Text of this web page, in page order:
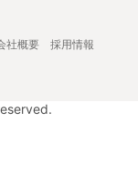
社概要
採用情報